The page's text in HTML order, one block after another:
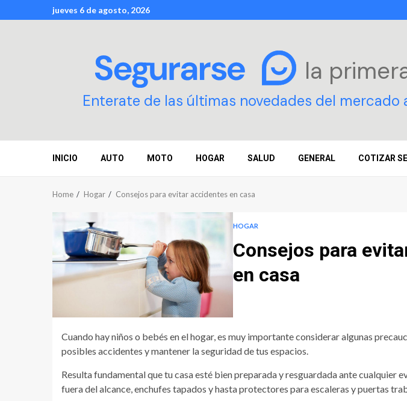
to
jueves 6 de agosto, 2026
la
Enterate de las últimas novedades del
INICIO AUTO MOTO HOGAR SALUD GENERAL COTIZAR
Home Hogar Consejos para evitar accidentes en casa
HOGAR
Consejos para
en casa
Cuando hay niños o bebés en el hogar, es muy importante considerar algunas
posibles accidentes y mantener la seguridad de tus espacios.
Resulta fundamental que tu casa esté bien preparada y resguardada ante cualquier
fuera del alcance, enchufes tapados y hasta protectores para escaleras y puertas